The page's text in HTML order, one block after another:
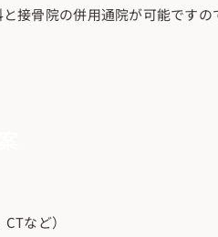
など）
接骨院の併用通院が可能ですの